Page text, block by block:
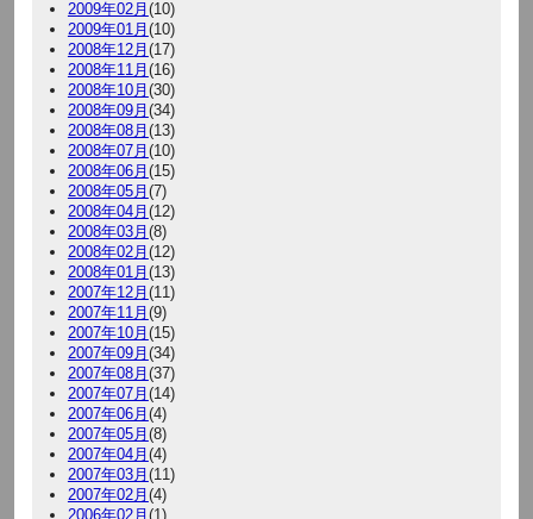
2009年02月(10)
2009年01月(10)
2008年12月(17)
2008年11月(16)
2008年10月(30)
2008年09月(34)
2008年08月(13)
2008年07月(10)
2008年06月(15)
2008年05月(7)
2008年04月(12)
2008年03月(8)
2008年02月(12)
2008年01月(13)
2007年12月(11)
2007年11月(9)
2007年10月(15)
2007年09月(34)
2007年08月(37)
2007年07月(14)
2007年06月(4)
2007年05月(8)
2007年04月(4)
2007年03月(11)
2007年02月(4)
2006年02月(1)